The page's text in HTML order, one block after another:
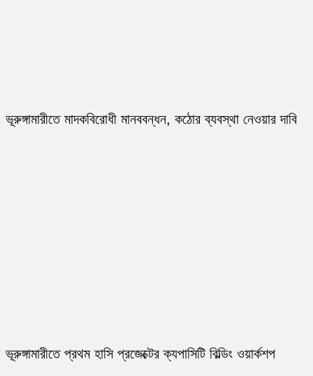
ভূরুঙ্গামারীতে মাদকবিরোধী মানববন্ধন, কঠোর ব্যবস্থা নেওয়ার দাবি
ভূরুঙ্গামারীতে প্রথম হাসি প্রজেক্টের ক্যপাসিটি বিল্ডিং ওয়ার্কশপ